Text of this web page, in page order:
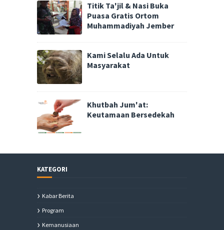
Titik Ta'jil & Nasi Buka
Puasa Gratis Ortom
Muhammadiyah Jember
Kami Selalu Ada Untuk
Masyarakat
Khutbah Jum'at:
Keutamaan Bersedekah
KATEGORI
Kabar Berita
Program
Kemanusiaan